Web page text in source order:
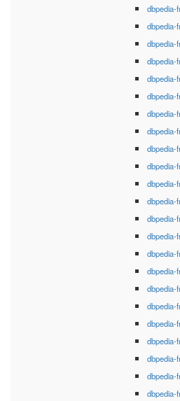
dbpedia-
dbpedia-
dbpedia-
dbpedia-
dbpedia-
dbpedia-
dbpedia-
dbpedia-
dbpedia-
dbpedia-
dbpedia-
dbpedia-
dbpedia-
dbpedia-
dbpedia-
dbpedia-
dbpedia-
dbpedia-
dbpedia-
dbpedia-
dbpedia-
dbpedia-
dbpedia-